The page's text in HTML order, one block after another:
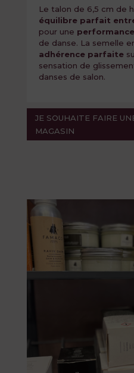
Le talon de 6,5 cm de
équilibre parfait
pour une
de danse. La semelle
adhérence parfaite
sensation de
danses de salon.
JE SOUHAITE FAIRE
MAGASIN